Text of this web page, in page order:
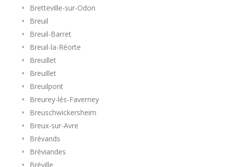
Bretteville-sur-Odon
Breuil
Breuil-Barret
Breuil-la-Réorte
Breuillet
Breuillet
Breuilpont
Breurey-lés-Faverney
Breuschwickersheim
Breux-sur-Avre
Brévands
Bréviandes
Bréville